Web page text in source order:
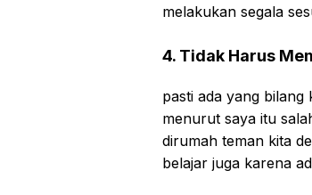
melakukan segala
4. Tidak Harus
pasti ada yang
menurut saya itu
dirumah teman kita
belajar juga karena